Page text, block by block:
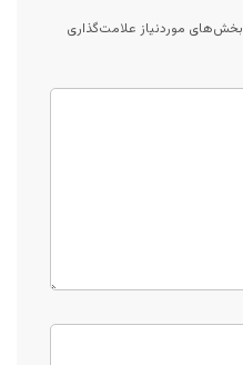
بخش‌های موردنیاز علامت‌گذاری